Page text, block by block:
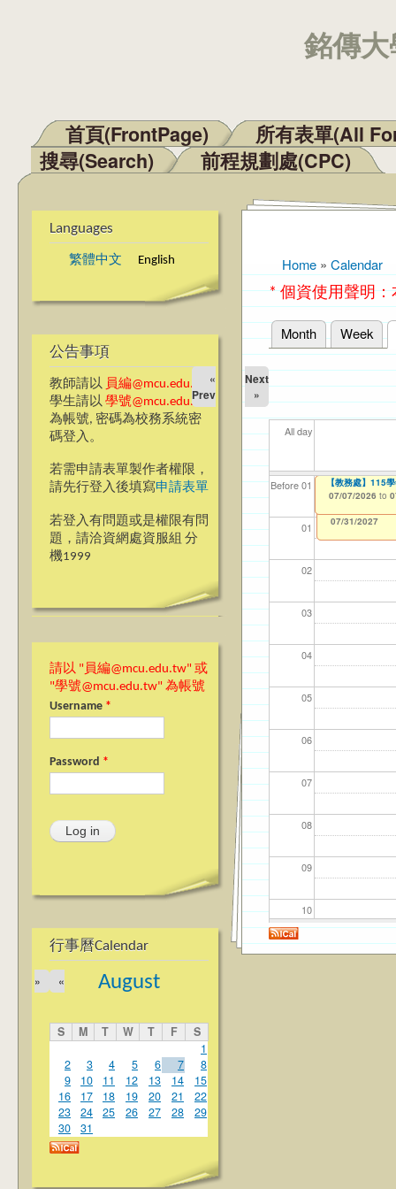
銘傳
Main menu
首頁(FrontPage)
所有表單(All
搜尋(Search)
前程規劃處(CPC)
Languages
繁體中文 English
公告事項
教師請以 員編@mcu.edu.tw
學生請以 學號@mcu.edu.tw
為帳號, 密碼為校務系統密
碼登入。
若需申請表單製作者權限，
請先行登入後填寫申請表單
若登入有問題或是權限有問
題，請洽資網處資服組 分
機1999
請以 "員編@mcu.edu.tw" 或
"學號@mcu.edu.tw" 為帳號
Username *
Password *
行事曆Calendar
August
«
»
S M T W T F
S
1
2
3 4 5 6 7
8
9
10 11 12 13 14
15
16
17 18 19 20 21
22
23
24 25 26 27 28
29
30
31
You are here
Home » Calendar
* 個資使用聲明
Primary tabs
Month Week
«
Prev
Next
»
All day
Before 01
01
02
03
04
05
06
07
08
09
10
11
【資網處】
整合系統～表單
12/31/2027
【財務處】工讀
11/12/2021 to
【財務處】漏打
錄
07/31/2027
114
04/
【學
07/
商品
11/
教務
11/
【教學暨學習資
06/23/2026 to
【教務處】115
07/07/2026 to